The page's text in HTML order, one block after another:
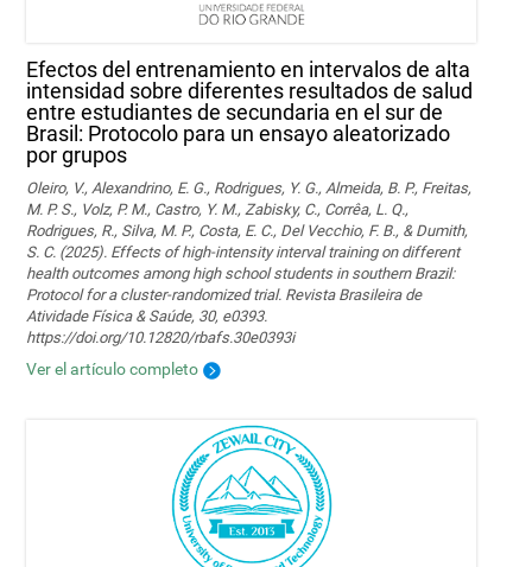
Efectos del entrenamiento en intervalos de alta
intensidad sobre diferentes resultados de salud
entre estudiantes de secundaria en el sur de
Brasil: Protocolo para un ensayo aleatorizado
por grupos
Oleiro, V., Alexandrino, E. G., Rodrigues, Y. G., Almeida, B. P., Freitas,
M. P. S., Volz, P. M., Castro, Y. M., Zabisky, C., Corrêa, L. Q.,
Rodrigues, R., Silva, M. P., Costa, E. C., Del Vecchio, F. B., & Dumith,
S. C. (2025). Effects of high-intensity interval training on different
health outcomes among high school students in southern Brazil:
Protocol for a cluster-randomized trial. Revista Brasileira de
Atividade Física & Saúde, 30, e0393.
https://doi.org/10.12820/rbafs.30e0393i
Ver el artículo completo